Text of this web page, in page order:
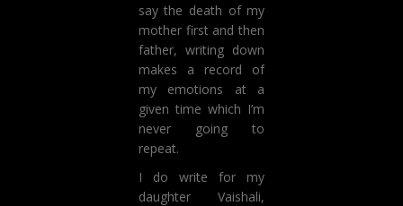
say the death of my
mother first and then
father, writing down
makes a record of
my emotions at a
given time which I’m
never going to
repeat.
I do write for my
daughter Vaishali,